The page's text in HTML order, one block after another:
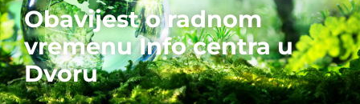
Obavijest o radnom
vremenu Info centra u
Dvoru